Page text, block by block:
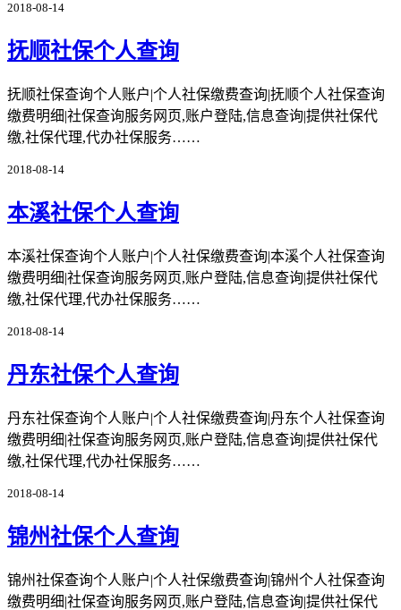
2018-08-14
抚顺社保个人查询
抚顺社保查询个人账户|个人社保缴费查询|抚顺个人社保查询
缴费明细|社保查询服务网页,账户登陆,信息查询|提供社保代
缴,社保代理,代办社保服务……
2018-08-14
本溪社保个人查询
本溪社保查询个人账户|个人社保缴费查询|本溪个人社保查询
缴费明细|社保查询服务网页,账户登陆,信息查询|提供社保代
缴,社保代理,代办社保服务……
2018-08-14
丹东社保个人查询
丹东社保查询个人账户|个人社保缴费查询|丹东个人社保查询
缴费明细|社保查询服务网页,账户登陆,信息查询|提供社保代
缴,社保代理,代办社保服务……
2018-08-14
锦州社保个人查询
锦州社保查询个人账户|个人社保缴费查询|锦州个人社保查询
缴费明细|社保查询服务网页,账户登陆,信息查询|提供社保代